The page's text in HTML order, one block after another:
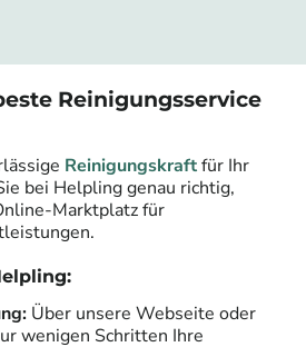
Reinigungsservice
Reinigungskraftfür Ihr
bei Helpling genau richtig,
Marktplatz für
Über unsere Webseite oder
wenigen Schritten Ihre